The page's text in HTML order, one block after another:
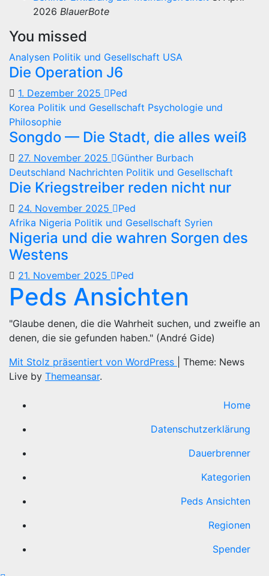
2026 BlauerBote
You missed
Analysen Politik und Gesellschaft USA
Die Operation J6
1. Dezember 2025
Ped
Korea Politik und Gesellschaft Psychologie und
Philosophie
Songdo — Die Stadt, die alles weiß
27. November 2025
Günther Burbach
Deutschland Nachrichten Politik und Gesellschaft
Die Kriegstreiber reden nicht nur
24. November 2025
Ped
Afrika Nigeria Politik und Gesellschaft Syrien
Nigeria und die wahren Sorgen des
Westens
21. November 2025 Ped
Peds Ansichten
"Glaube denen, die die Wahrheit suchen, und zweifle an
denen, die sie gefunden haben." (André Gide)
Mit Stolz präsentiert von WordPress
Theme: News
Live by Themeansar.
Home
Datenschutzerklärung
Dauerbrenner
Kategorien
Peds Ansichten
Regionen
Spender